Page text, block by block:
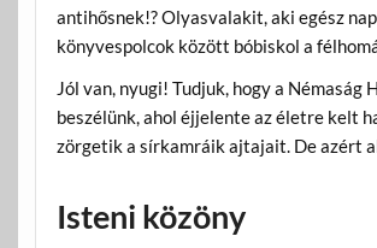
antihősnek!? Olyasvalakit, aki egész
könyvespolcok között bóbiskol a
Jól van, nyugi! Tudjuk, hogy a Némaság
beszélünk, ahol éjjelente az életre kelt
zörgetik a sírkamráik ajtajait. De azért
Isteni közöny